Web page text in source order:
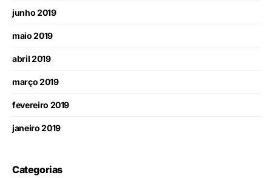
junho 2019
maio 2019
abril 2019
março 2019
fevereiro 2019
janeiro 2019
Categorias